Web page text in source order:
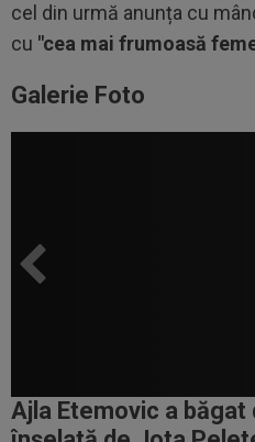
cel din urmă anunța cu
cu "cea mai frumoasă
Galerie Foto
Ajla Etemovic a